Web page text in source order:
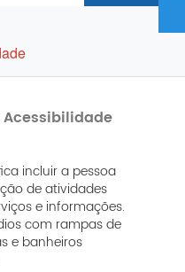
Acessibilidade
incluir a pessoa
de atividades
e informações.
com rampas de
e banheiros